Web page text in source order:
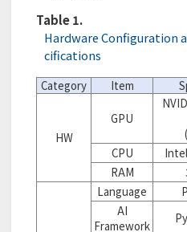
Table 1.
Hardware Configuration
cifications
Category Item
HW
GPU
CPU
RAM
Language
AI
Framework